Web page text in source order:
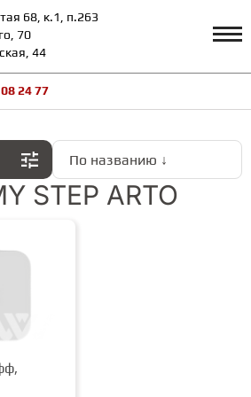
68, к.1, п.263
70
44
Профиль
ПЛИТКА
ДОСКА
ДОСКА
24 77
По названию ↓
STEP ARTO